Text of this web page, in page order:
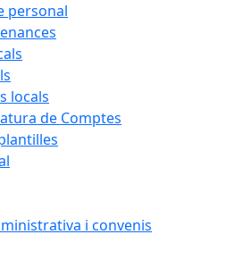
personal
locals
de Comptes
i convenis